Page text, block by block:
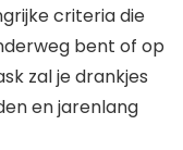
criteria die
bent of op
zal je drankjes
en jarenlang